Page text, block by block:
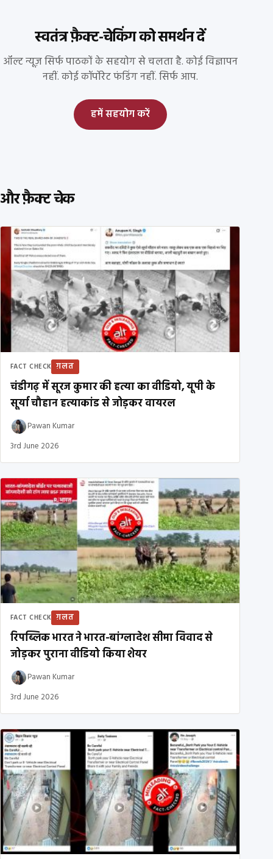
स्वतंत्र फ़ैक्ट-चेकिंग को समर्थन दें
ऑल्ट न्यूज़ सिर्फ पाठकों के सहयोग से चलता है. कोई विज्ञापन
नहीं. कोई कॉर्पोरेट फंडिंग नहीं. सिर्फ आप.
हमें सहयोग करें
और फ़ैक्ट चेक
FACT CHECK ग़लत
चंडीगढ़ में सूरज कुमार की हत्या का वीडियो, यूपी के
सूर्या चौहान हत्याकांड से जोड़कर वायरल
Pawan Kumar
3rd June 2026
FACT CHECK ग़लत
रिपब्लिक भारत ने भारत-बांग्लादेश सीमा विवाद से
जोड़कर पुराना वीडियो किया शेयर
Pawan Kumar
3rd June 2026